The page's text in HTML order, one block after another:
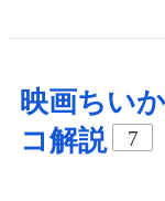
映画ちい
コ解説
7